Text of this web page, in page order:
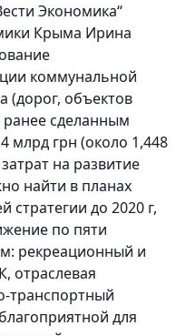
Экономика“
Крыма Ирина
коммунальной
(дорог, объектов
сделанным
млрд грн (около 1,448
на развитие
найти в планах
стратегии до 2020 г,
по пяти
рекреационный и
отраслевая
транспортный
для